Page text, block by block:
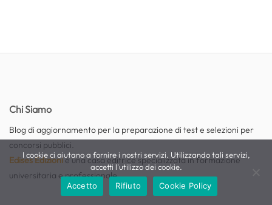
Chi Siamo
Blog di aggiornamento per la preparazione di test e selezioni per
concorsi pubblici.
Edises Edizioniè una casa editrice specializzata in formazione
universitaria e professionale.
I cookie ci aiutano a fornire i nostri servizi. Utilizzando tali servizi,
accetti l'utilizzo dei cookie.
Accetto
Rifiuto Cookie Policy